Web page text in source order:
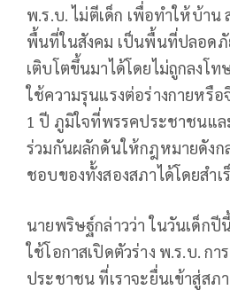
พ.ร.บ. ไม่ตีเด็ก เพื่อทำให้บ้าน
พื้นที่ในสังคม เป็นพื้นที่ปลอดภั
เติบโตขึ้นมาได้โดยไม่ถูกลงโ
ใช้ความรุนแรงต่อร่างกายหรือ
1 ปี ภูมิใจที่พรรคประชาชนแล
ร่วมกันผลักดันให้กฎหมายดังก
ชอบของทั้งสองสภาได้โดยสำเ
นายพริษฐ์กล่าวว่า ในวันเด็กปี
ใช้โอกาสเปิดตัวร่าง พ.ร.บ. ก
ประชาชน ที่เราจะยื่นเข้าสู่ส